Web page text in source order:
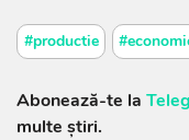
#productie
Abonează-te la
multe știri.